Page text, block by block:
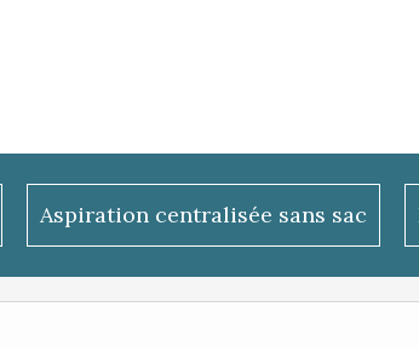
Aspiration centralisée sans sac